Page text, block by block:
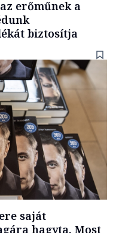
erőműnek a
biztosítja
saját
hagyta. Most